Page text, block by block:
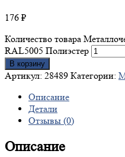
176 ₽
Количество товара
RAL5005 Полиэстер
В корзину
Артикул: 28489 Категории:
Описание
Детали
Отзывы (0)
Описание